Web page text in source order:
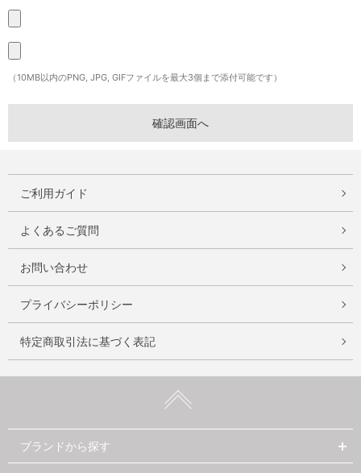
（10MB以内のPNG, JPG, GIFファイルを最大3個まで添付可能です）
ご利用ガイド
よくあるご質問
お問い合わせ
プライバシーポリシー
特定商取引法に基づく表記
ブランドから探す